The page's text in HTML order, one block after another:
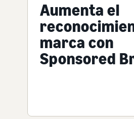
Aumenta el
marca con
Sponsored